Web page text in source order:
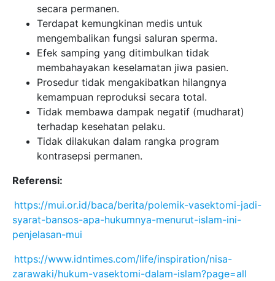
secara permanen.
Terdapat kemungkinan medis untuk
mengembalikan fungsi saluran sperma.
Efek samping yang ditimbulkan tidak
membahayakan keselamatan jiwa pasien.
Prosedur tidak mengakibatkan hilangnya
kemampuan reproduksi secara total.
Tidak membawa dampak negatif (mudharat)
terhadap kesehatan pelaku.
Tidak dilakukan dalam rangka program
kontrasepsi permanen.
Referensi:
https://mui.or.id/baca/berita/polemik-vasektomi-jadi-
syarat-bansos-apa-hukumnya-menurut-islam-ini-
penjelasan-mui
https://www.idntimes.com/life/inspiration/nisa-
zarawaki/hukum-vasektomi-dalam-islam?page=all